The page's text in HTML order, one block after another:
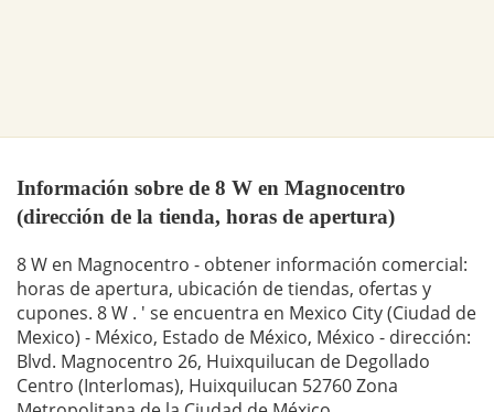
Información sobre de 8 W en Magnocentro
(dirección de la tienda, horas de apertura)
8 W en Magnocentro - obtener información comercial:
horas de apertura, ubicación de tiendas, ofertas y
cupones. 8 W . ' se encuentra en Mexico City (Ciudad de
Mexico) - México, Estado de México, México - dirección:
Blvd. Magnocentro 26, Huixquilucan de Degollado
Centro (Interlomas), Huixquilucan 52760 Zona